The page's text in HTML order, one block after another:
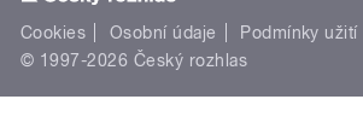
Cookies Osobní údaje Podmínky užití
© 1997-2026 Český rozhlas